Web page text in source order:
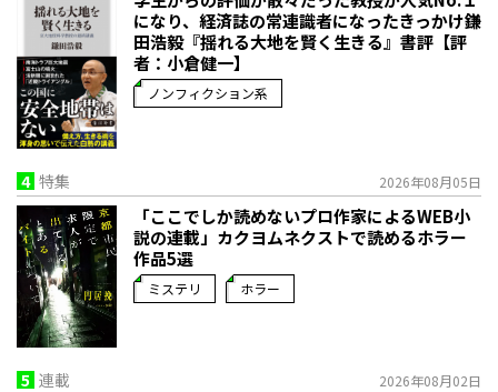
になり、経済誌の常連識者になったきっかけ――鎌
田浩毅『揺れる大地を賢く生きる』書評【評
者：小倉健一】
ノンフィクション系
4 特集 2026年08月05日
「ここでしか読めないプロ作家によるWEB小
説の連載」――カクヨムネクストで読めるホラー
作品5選
ミステリ ホラー
5 連載 2026年08月02日